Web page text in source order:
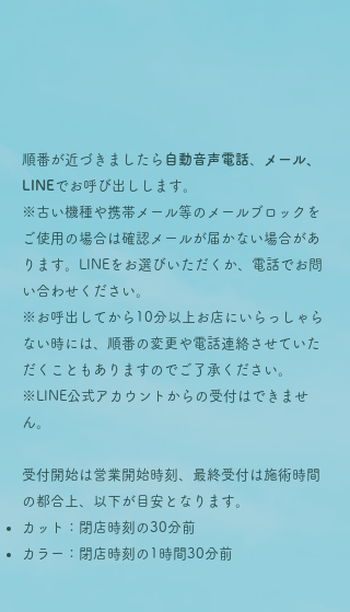
順番が近づきましたら 自動音声電話
メール、
LINE でお呼び出しします。
※古い機種や携帯メール等のメールブロックを
ご使用の場合は確認メールが届かない場合があ
ります。LINEをお選びいただくか、電話でお問
い合わせください。
※お呼出してから10分以上お店にいらっしゃら
ない時には、順番の変更や電話連絡させていた
だくこともありますのでご了承ください。
​※LINE公式アカウントからの受付はできませ
ん。
受付開始は営業開始時刻、最終受付は施術時間
の都合上、以下が目安となります。
カット：閉店時刻の30分前
カラー：閉店時刻の1時間30分前